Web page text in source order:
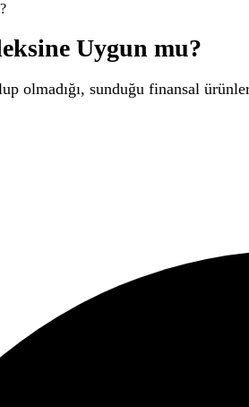
Uygun mu?
olmadığı, sunduğu finansal